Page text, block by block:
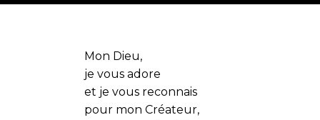
Mon Dieu,
je vous adore
et je vous reconnais
pour mon Créateur,